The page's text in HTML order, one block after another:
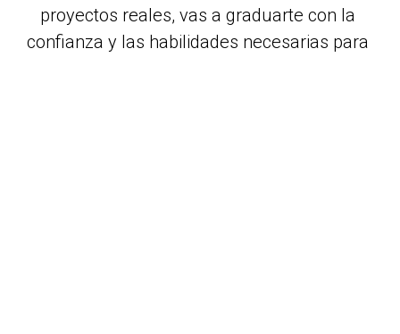
proyectos reales, vas a graduarte con la
confianza y las habilidades necesarias para